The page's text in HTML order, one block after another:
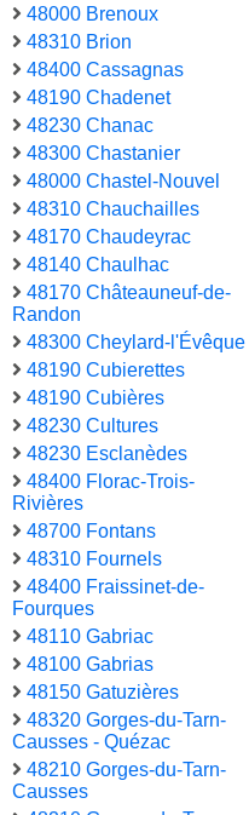
48000 Brenoux
48310 Brion
48400 Cassagnas
48190 Chadenet
48230 Chanac
48300 Chastanier
48000 Chastel-Nouvel
48310 Chauchailles
48170 Chaudeyrac
48140 Chaulhac
48170 Châteauneuf-de-
Randon
48300 Cheylard-l'Évêque
48190 Cubierettes
48190 Cubières
48230 Cultures
48230 Esclanèdes
48400 Florac-Trois-
Rivières
48700 Fontans
48310 Fournels
48400 Fraissinet-de-
Fourques
48110 Gabriac
48100 Gabrias
48150 Gatuzières
48320 Gorges-du-Tarn-
Causses - Quézac
48210 Gorges-du-Tarn-
Causses